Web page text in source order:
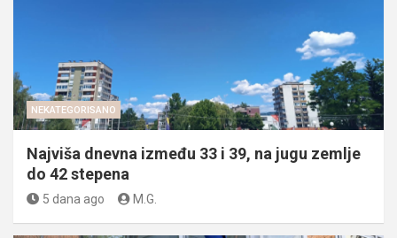
NEKATEGORISANO
Najviša dnevna između 33 i 39, na jugu zemlje
do 42 stepena
5 dana ago M.G.